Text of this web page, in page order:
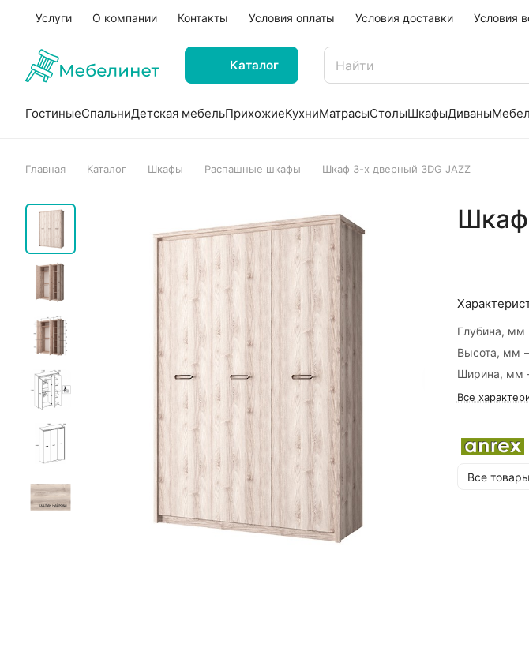
Услуги О компании Контакты Условия оплаты Условия доставки Условия
Каталог
ГостиныеСпальниДетская мебельПрихожиеКухниМатрасыСтолыШкафыДиваны
Главная Каталог Шкафы Распашные шкафы Шкаф 3-х дверный 3DG JAZZ
Шкаф
Глубина, мм
Высота, мм
Ширина, мм
Все
Все